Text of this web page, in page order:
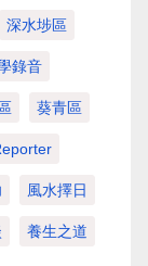
深水埗區
錄音
葵青區
風水擇日
養生之道